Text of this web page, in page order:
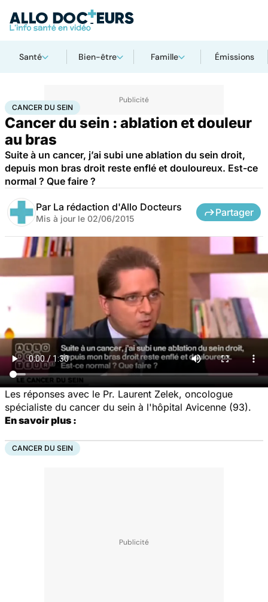
Santé Bien-être Famille Émissions
AccueilSanté Maladies Cancer du sein
CANCER DU SEIN
Cancer du sein : ablation et douleur
au bras
Suite à un cancer, j’ai subi une ablation du sein droit,
depuis mon bras droit reste enflé et douloureux. Est-ce
normal ? Que faire ?
Par La rédaction d'Allo Docteurs
Mis à jour le 02/06/2015
Partager
Les réponses avec le Pr. Laurent Zelek, oncologue
spécialiste du cancer du sein à l'hôpital Avicenne (93).
En savoir plus :
CANCER DU SEIN